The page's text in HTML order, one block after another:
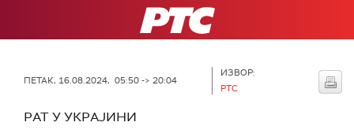
РТС
ПЕТАК, 16.08.2024, 05:50 -> 20:04
ИЗВОР:
РТС
РАТ У УКРАЈИНИ